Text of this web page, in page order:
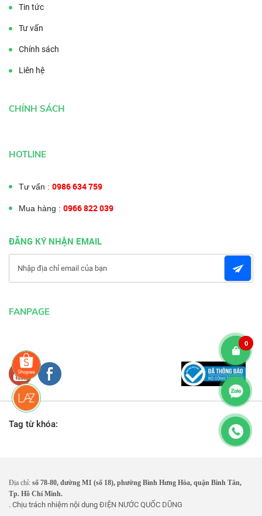
Tin tức
Tư vấn
Chính sách
Liên hệ
CHÍNH SÁCH
HOTLINE
Tư vấn : 0986 634 759
Mua hàng : 0966 822 039
ĐĂNG KÝ NHẬN EMAIL
FANPAGE
Tag từ khóa:
Địa chỉ: số 78-80, đường M1 (số 18), phường Bình Hưng Hòa, quận Bình Tân,
Tp. Hồ Chí Minh.
. Chịu trách nhiệm nội dung ĐIỆN NƯỚC QUỐC DŨNG
0